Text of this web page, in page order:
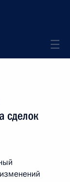
сделок